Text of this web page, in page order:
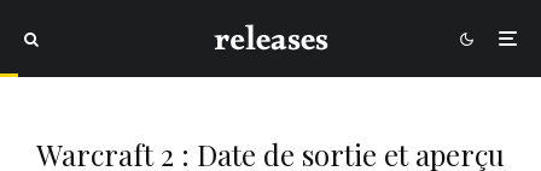
Warcraft 2 : Date de sortie et aperçu